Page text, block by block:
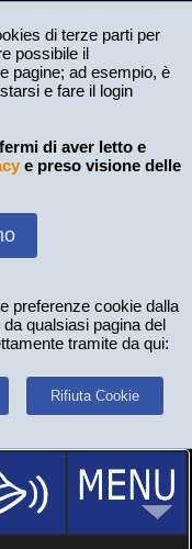
di terze parti per
possibile il
pagine; ad esempio, è
e fare il login
di aver letto e
e preso visione delle
preferenze cookie dalla
da qualsiasi pagina del
tramite da qui:
Rifiuta Cookie